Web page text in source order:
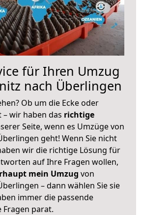
für Ihren Umzug
nach Überlingen
Ob um die Ecke oder
wir haben das richtige
Seite, wenn es Umzüge von
geht! Wenn Sie nicht
wir die richtige Lösung für
auf Ihre Fragen wollen,
mein Umzug von
– dann wählen Sie sie
immer die passende
parat.